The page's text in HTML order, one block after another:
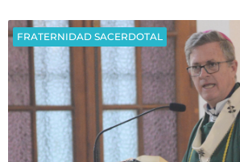
FRATERNIDAD SACERDOTAL